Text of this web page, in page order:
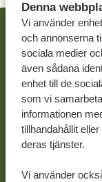
Denna
Vi använder
och annonserna
sociala medier
även sådana
enhet till de
som vi
informationen
tillhandahållit
deras tjänster.
Vi använder